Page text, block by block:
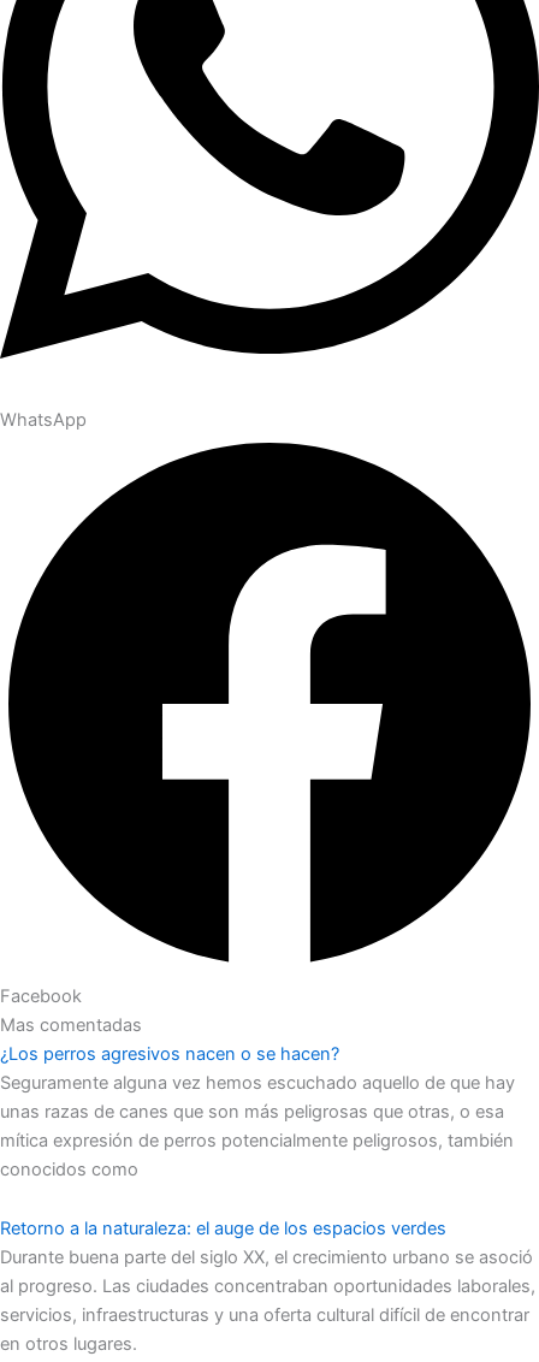
WhatsApp
Facebook
Mas comentadas
¿Los perros agresivos nacen o se hacen?
Seguramente alguna vez hemos escuchado aquello de que hay
unas razas de canes que son más peligrosas que otras, o esa
mítica expresión de perros potencialmente peligrosos, también
conocidos como
Retorno a la naturaleza: el auge de los espacios verdes
Durante buena parte del siglo XX, el crecimiento urbano se asoció
al progreso. Las ciudades concentraban oportunidades laborales,
servicios, infraestructuras y una oferta cultural difícil de encontrar
en otros lugares.